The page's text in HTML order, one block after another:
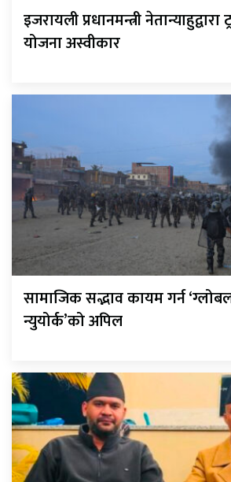
इजरायली प्रधानमन्त्री नेतान्याहुद्वारा
योजना अस्वीकार
सामाजिक सद्भाव कायम गर्न
न्युयोर्क’को अपिल